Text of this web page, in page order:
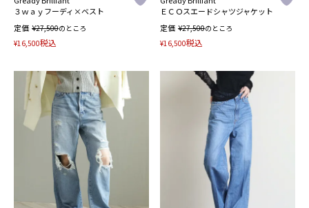
３ｗａｙフーディ×ベスト
定価 ¥27,500のところ
¥16,500税込
ＥＣＯスエードシャツジャケット
定価 ¥27,500のところ
¥16,500税込